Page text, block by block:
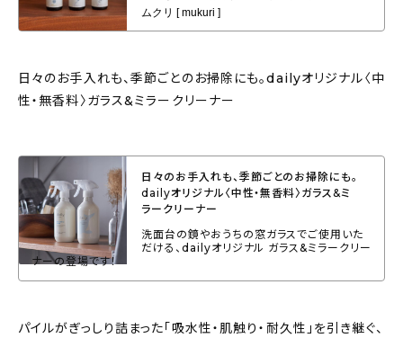
日々のお手入れも、季節ごとのお掃除にも。dailyオリジナル〈中
性・無香料〉ガラス&ミラークリーナー
日々のお手入れも、季節ごとのお掃除にも。
dailyオリジナル〈中性・無香料〉ガラス&ミ
ラークリーナー
洗面台の鏡やおうちの窓ガラスでご使用いた
だける、dailyオリジナル ガラス&ミラークリー
ナーの登場です！
パイルがぎっしり詰まった「吸水性・肌触り・耐久性」を引き継ぐ、